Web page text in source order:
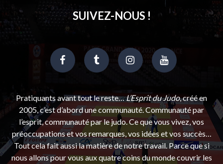
SUIVEZ-NOUS !
Pratiquants avant tout le reste…L’Esprit du Judo, créé en
2005, c’est d’abord une communauté. Communauté par
l’esprit, communauté par le judo. Ce que vous vivez, vos
préoccupations et vos remarques, vos idées et vos succès…
Tout cela fait aussi la matière de notre travail. Parce que si
nous allons pour vous aux quatre coins du monde couvrir les